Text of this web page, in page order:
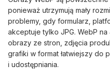
ponieważ utrzymują mały
problemy, gdy formularz,
akceptuje tylko JPG. WebP
obrazy ze stron, zdjęcia
grafiki w format łatwiejszy do
i udostępniania.